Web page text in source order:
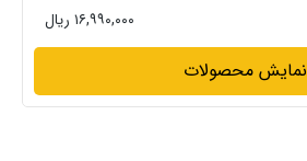
۱۶,۹۹۰,۰۰۰ ریال
نمایش محصولات